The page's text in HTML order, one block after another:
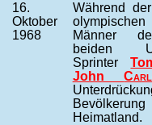
16.
Oktober
1968
Während
Männer
beiden
Sprinter
John
Heimatland.